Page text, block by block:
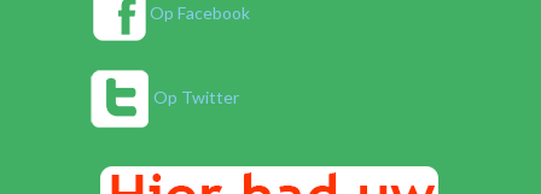
Op Facebook
Op Twitter